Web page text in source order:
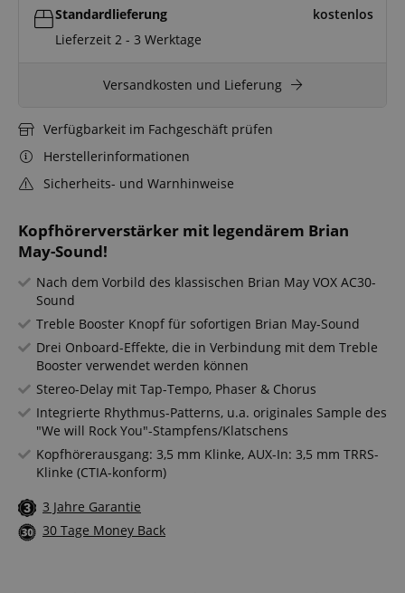
Kopfhörerverstärker mit legendärem Brian
May-Sound!
Nach dem Vorbild des klassischen Brian May VOX AC30-
Sound
Treble Booster Knopf für sofortigen Brian May-Sound
Drei Onboard-Effekte, die in Verbindung mit dem Treble
Booster verwendet werden können
Stereo-Delay mit Tap-Tempo, Phaser & Chorus
Integrierte Rhythmus-Patterns, u.a. originales Sample des
"We will Rock You"-Stampfens/Klatschens
Kopfhörerausgang: 3,5 mm Klinke, AUX-In: 3,5 mm TRRS-
Klinke (CTIA-konform)
3 Jahre Garantie
30 Tage Money Back
Standardlieferung
kostenlos
Lieferzeit 2 - 3 Werktage
Versandkosten und Lieferung
Verfügbarkeit im Fachgeschäft prüfen
Herstellerinformationen
Sicherheits- und Warnhinweise